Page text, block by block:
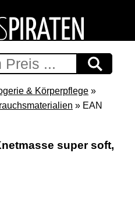
& Körperpflege »
» EAN
super soft,